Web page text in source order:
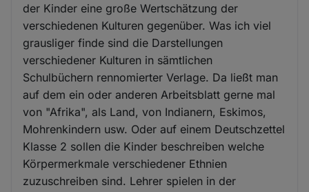
der Kinder eine große Wertschätzung der
verschiedenen Kulturen gegenüber. Was ich viel
grausliger finde sind die Darstellungen
verschiedener Kulturen in sämtlichen
Schulbüchern rennomierter Verlage. Da ließt man
auf dem ein oder anderen Arbeitsblatt gerne mal
von "Afrika", als Land, von Indianern, Eskimos,
Mohrenkindern usw. Oder auf einem Deutschzettel
Klasse 2 sollen die Kinder beschreiben welche
Körpermerkmale verschiedener Ethnien
zuzuschreiben sind. Lehrer spielen in der